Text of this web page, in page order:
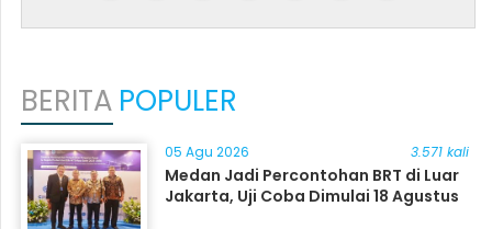
BERITA POPULER
05 Agu 2026 3.571 kali
Medan Jadi Percontohan BRT di Luar
Jakarta, Uji Coba Dimulai 18 Agustus